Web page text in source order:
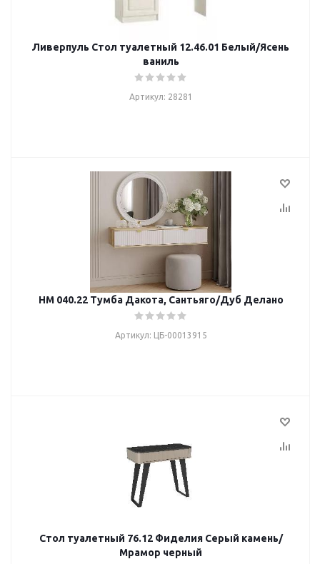
Ливерпуль Стол туалетный 12.46.01 Белый/Ясень
ваниль
Артикул: 28281
НМ 040.22 Тумба Дакота, Сантьяго/Дуб Делано
Артикул: ЦБ-00013915
Стол туалетный 76.12 Фиделия Серый камень/
Мрамор черный